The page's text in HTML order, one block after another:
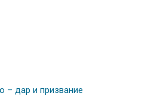
– дар и призвание